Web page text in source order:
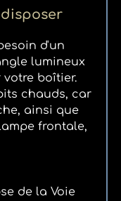
d'un
lumineux
boîtier.
chauds, car
ainsi que
frontale,
de la Voie